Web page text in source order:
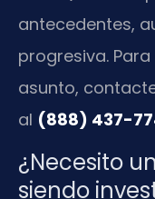
antecedentes,
progresiva.
asunto,
al (888) 437-
¿Necesito
siendo